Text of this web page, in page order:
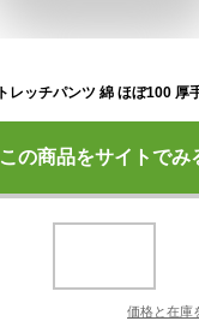
この商品をサイトでみ
価格と在庫